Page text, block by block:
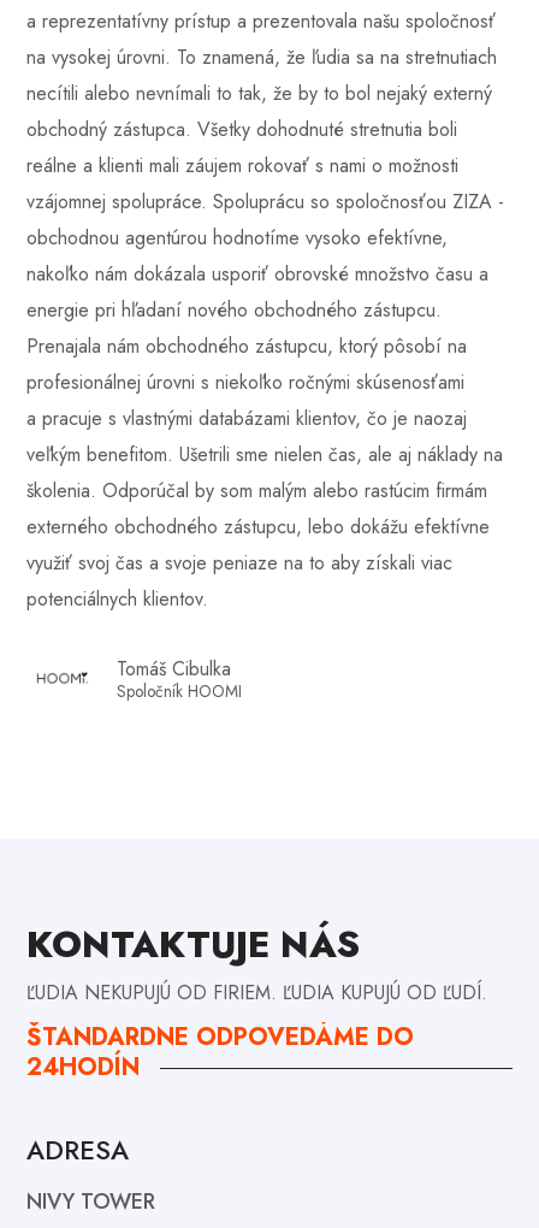
a reprezentatívny prístup a prezentovala našu spoločnosť
na vysokej úrovni. To znamená, že ľudia sa na stretnutiach
necítili alebo nevnímali to tak, že by to bol nejaký externý
obchodný zástupca. Všetky dohodnuté stretnutia boli
reálne a klienti mali záujem rokovať s nami o možnosti
vzájomnej spolupráce. Spoluprácu so spoločnosťou ZIZA -
obchodnou agentúrou hodnotíme vysoko efektívne,
nakoľko nám dokázala usporiť obrovské množstvo času a
energie pri hľadaní nového obchodného zástupcu.
Prenajala nám obchodného zástupcu, ktorý pôsobí na
profesionálnej úrovni s niekoľko ročnými skúsenosťami
a pracuje s vlastnými databázami klientov, čo je naozaj
veľkým benefitom. Ušetrili sme nielen čas, ale aj náklady na
školenia. Odporúčal by som malým alebo rastúcim firmám
externého obchodného zástupcu, lebo dokážu efektívne
využiť svoj čas a svoje peniaze na to aby získali viac
potenciálnych klientov.
Tomáš Cibulka
Spoločník HOOMI
ŠTANDARDNE ODPOVEDÁME DO
24HODÍN
KONTAKTUJE NÁS
ĽUDIA NEKUPUJÚ OD FIRIEM. ĽUDIA KUPUJÚ OD ĽUDÍ.
ADRESA
NIVY TOWER